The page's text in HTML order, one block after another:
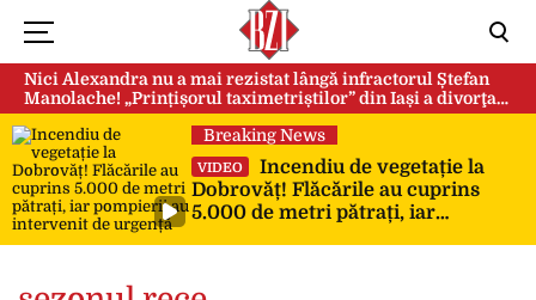
Nici Alexandra nu a mai rezistat lângă infractorul Ștefan
Manolache! „Prințișorul taximetriștilor” din Iași a divorţat
după doi ani de căsnicie
Breaking News
VIDEO
Incendiu de vegetație la
Dobrovăț! Flăcările au cuprins
5.000 de metri pătrați, iar